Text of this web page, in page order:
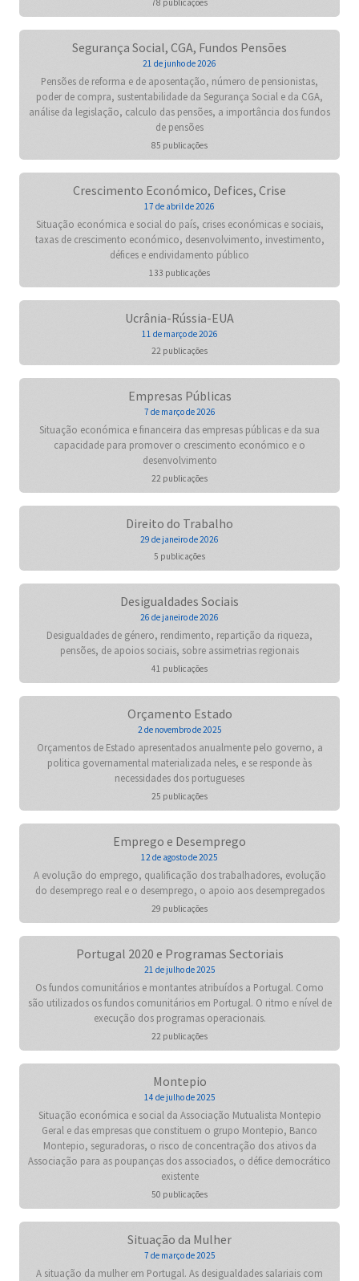
78 publicações
Segurança Social, CGA, Fundos Pensões
21 de junho de 2026
Pensões de reforma e de aposentação, número de pensionistas,
poder de compra, sustentabilidade da Segurança Social e da CGA,
análise da legislação, calculo das pensões, a importância dos fundos
de pensões
85 publicações
Crescimento Económico, Defices, Crise
17 de abril de 2026
Situação económica e social do país, crises económicas e sociais,
taxas de crescimento económico, desenvolvimento, investimento,
défices e endividamento público
133 publicações
Ucrânia-Rússia-EUA
11 de março de 2026
22 publicações
Empresas Públicas
7 de março de 2026
Situação económica e financeira das empresas públicas e da sua
capacidade para promover o crescimento económico e o
desenvolvimento
22 publicações
Direito do Trabalho
29 de janeiro de 2026
5 publicações
Desigualdades Sociais
26 de janeiro de 2026
Desigualdades de género, rendimento, repartição da riqueza,
pensões, de apoios sociais, sobre assimetrias regionais
41 publicações
Orçamento Estado
2 de novembro de 2025
Orçamentos de Estado apresentados anualmente pelo governo, a
politica governamental materializada neles, e se responde às
necessidades dos portugueses
25 publicações
Emprego e Desemprego
12 de agosto de 2025
A evolução do emprego, qualificação dos trabalhadores, evolução
do desemprego real e o desemprego, o apoio aos desempregados
29 publicações
Portugal 2020 e Programas Sectoriais
21 de julho de 2025
Os fundos comunitários e montantes atribuídos a Portugal. Como
são utilizados os fundos comunitários em Portugal. O ritmo e nível de
execução dos programas operacionais.
22 publicações
Montepio
14 de julho de 2025
Situação económica e social da Associação Mutualista Montepio
Geral e das empresas que constituem o grupo Montepio, Banco
Montepio, seguradoras, o risco de concentração dos ativos da
Associação para as poupanças dos associados, o défice democrático
existente
50 publicações
Situação da Mulher
7 de março de 2025
A situação da mulher em Portugal. As desigualdades salariais com